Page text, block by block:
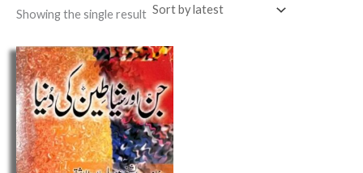
Showing the single result